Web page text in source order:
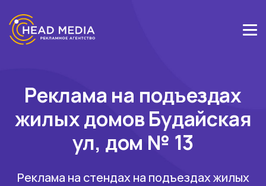
Реклама на подъездах
жилых домов Будайская
ул, дом № 13
Реклама на стендах на подъездах жилых